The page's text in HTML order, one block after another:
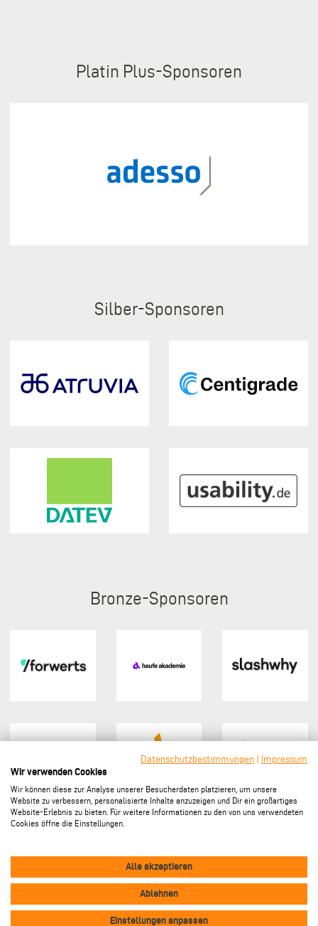
Silber
Bronze
Platin Plus
Datenschutz Kontakt
Datenschutzbestimmungen
Impressum
Wir verwenden Cookies
Wir können diese zur Analyse unserer Besucherdaten platzieren, um unsere
Website zu verbessern, personalisierte Inhalte anzuzeigen und Dir ein großartiges
Website-Erlebnis zu bieten. Für weitere Informationen zu den von uns verwendeten
Cookies öffne die Einstellungen.
Alle akzeptieren
Ablehnen
Einstellungen anpassen